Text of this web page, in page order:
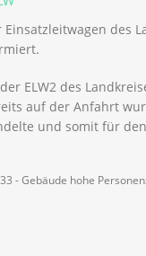
Einsatzleitwagen des
ELW2 des
auf der Anfahrt
und somit für
- Gebäude hohe